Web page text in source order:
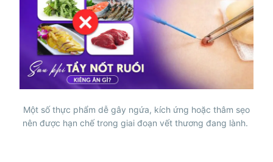
Một số thực phẩm dễ gây ngứa, kích ứng hoặc thâm sẹo
nên được hạn chế trong giai đoạn vết thương đang lành.